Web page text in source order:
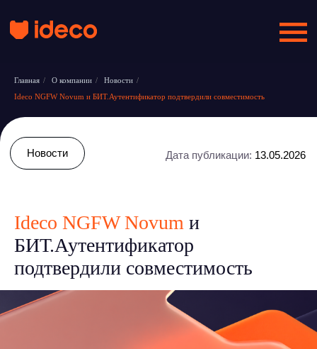
Главная / О компании / Новости /
Ideco NGFW Novum и БИТ.Аутентификатор подтвердили совместимость
Ideco NGFW Novum и
БИТ.Аутентификатор
подтвердили совместимость